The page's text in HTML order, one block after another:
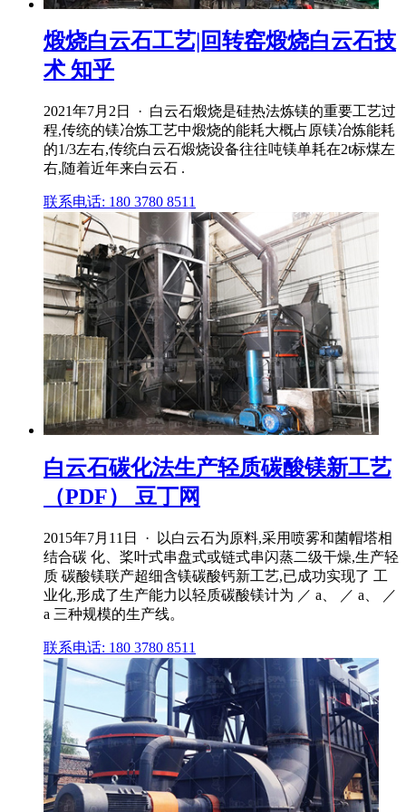
煅烧白云石工艺|回转窑煅烧白云石技
术 知乎
2021年7月2日 · 白云石煅烧是硅热法炼镁的重要工艺过
程,传统的镁冶炼工艺中煅烧的能耗大概占原镁冶炼能耗
的1/3左右,传统白云石煅烧设备往往吨镁单耗在2t标煤左
右,随着近年来白云石 .
联系电话: 180 3780 8511
白云石碳化法生产轻质碳酸镁新工艺
（PDF） 豆丁网
2015年7月11日 · 以白云石为原料,采用喷雾和菌帽塔相
结合碳 化、桨叶式串盘式或链式串闪蒸二级干燥,生产轻
质 碳酸镁联产超细含镁碳酸钙新工艺,已成功实现了 工
业化,形成了生产能力以轻质碳酸镁计为 ／ a、 ／ a、 ／
a 三种规模的生产线。
联系电话: 180 3780 8511